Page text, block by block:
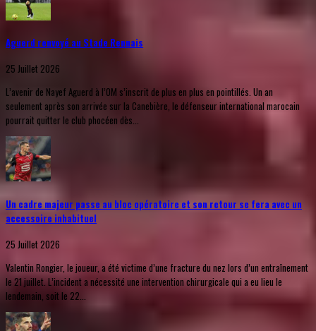
Aguerd renvoyé au Stade Rennais
25 Juillet 2026
L’avenir de Nayef Aguerd à l’OM s’inscrit de plus en plus en pointillés. Un an
seulement après son arrivée sur la Canebière, le défenseur international marocain
pourrait quitter le club phocéen dès...
Un cadre majeur passe au bloc opératoire et son retour se fera avec un
accessoire inhabituel
25 Juillet 2026
Valentin Rongier, le joueur, a été victime d’une fracture du nez lors d’un entraînement
le 21 juillet. L’incident a nécessité une intervention chirurgicale qui a eu lieu le
lendemain, soit le 22...